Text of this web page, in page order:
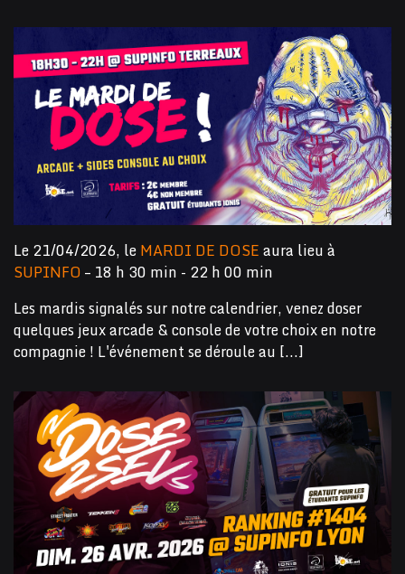
Le 21/04/2026, leMARDI DE DOSEaura lieu à
SUPINFO– 18 h 30 min - 22 h 00 min
Les mardis signalés sur notre calendrier, venez doser
quelques jeux arcade & console de votre choix en notre
compagnie ! L'événement se déroule au [...]